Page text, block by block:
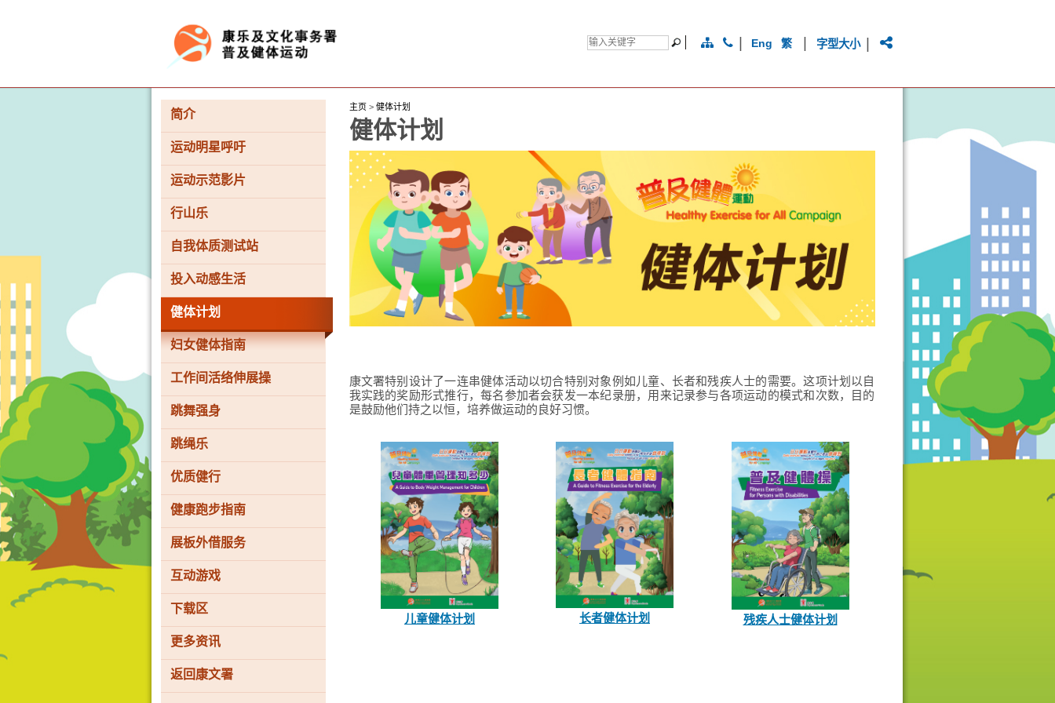
Eng 繁 字型大小
按“Tab”进入菜单
简介
运动明星呼吁
运动示范影片
行山乐
自我体质测试站
投入动感生活
健体计划
妇女健体指南
工作间活络伸展操
跳舞强身
跳绳乐
优质健行
健康跑步指南
展板外借服务
互动游戏
下载区
更多资讯
返回康文署
主页> 健体计划
健体计划
康文署特别设计了一连串健体活动以切合特别对象例如儿童、长者和残疾人士的需要。这项计划以自
我实践的奖励形式推行，每名参加者会获发一本纪录册，用来记录参与各项运动的模式和次数，目的
是鼓励他们持之以恒，培养做运动的良好习惯。
儿童健体计划 长者健体计划 残疾人士健体计划
香
形
洲